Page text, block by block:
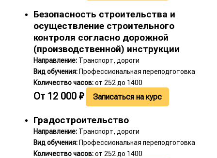
Безопасность строительства и
осуществление строительного
контроля согласно дорожной
(производственной) инструкции
Направление: Транспорт, дороги
Вид обучения: Профессиональная переподготовка
Количество часов:от 252 до 1400
От 12 000₽ Записаться на курс
Градостроительство
Направление: Транспорт, дороги
Вид обучения: Профессиональная переподготовка
Количество часов:от 252 до 1400